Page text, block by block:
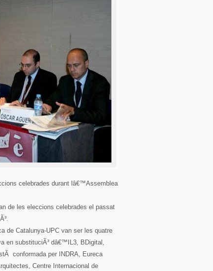
celebrades durant lâ€™Assemblea
de les eleccions celebrades el passat
de Catalunya-UPC van ser les quatre
en substituciÃ³ dâ€™IL3, BDigital,
conformada per INDRA, Eureca
Centre Internacional de